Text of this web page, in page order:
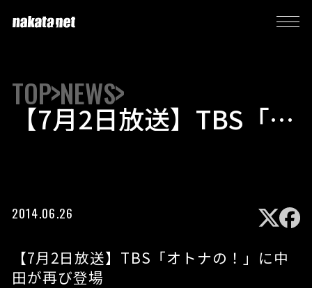
TOP NEWS
【7月2日放送】TBS「オ
トナの！」に中田が再び
2014.06.26
【7月2日放送】TBS「オトナの！」に中
田が再び登場